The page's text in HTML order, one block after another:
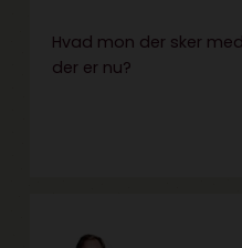
Hvad mon der sker
der er nu?